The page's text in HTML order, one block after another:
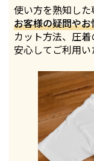
使い方を熟知した
お客様の疑問や
カット方法、圧着
安心してご利用い